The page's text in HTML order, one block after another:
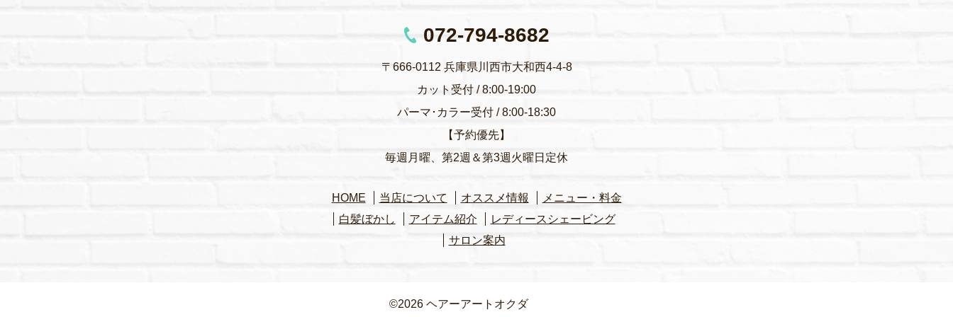
072-794-8682
〒666-0112 兵庫県川西市大和西4-4-8
カット受付 / 8:00-19:00
パーマ･カラー受付 / 8:00-18:30
【予約優先】
毎週月曜、第2週＆第3週火曜日定休
HOME 当店について オススメ情報
メニュー・料金
白髪ぼかし
アイテム紹介
レディースシェービング
サロン案内
©2026 ヘアーアートオクダ